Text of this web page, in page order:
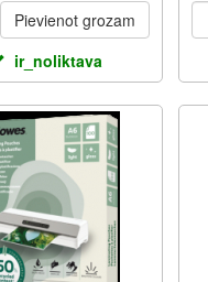
Pievienot grozam
ir_noliktava